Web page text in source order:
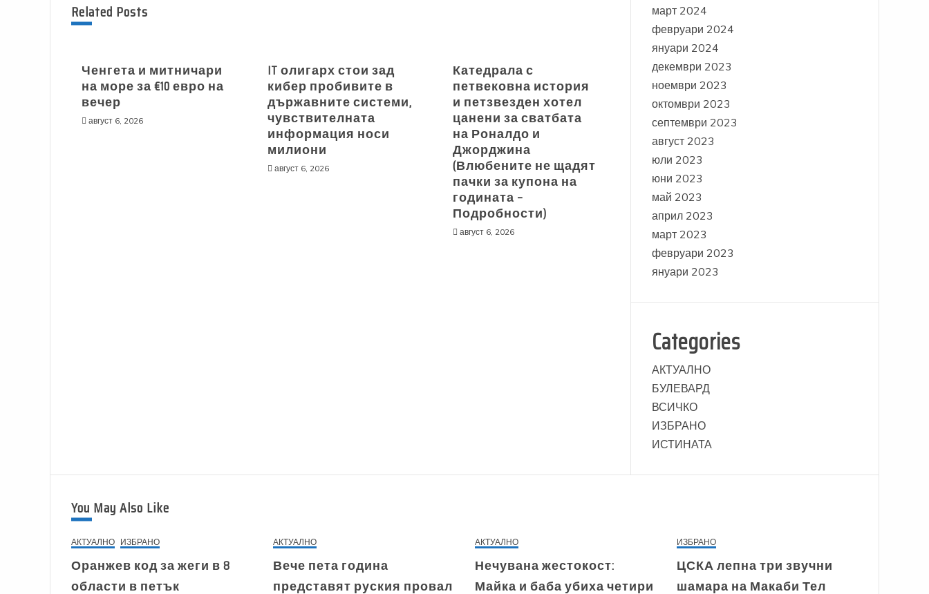
Related Posts
Ченгета и митничари
на море за €10 евро на
вечер
август 6, 2026
IT олигарх стои зад
кибер пробивите в
държавните системи,
чувствителната
информация носи
милиони
август 6, 2026
Катедрала с
петвековна история
и петзвезден хотел
цанени за сватбата
на Роналдо и
Джорджина
(Влюбените не щадят
пачки за купона на
годината –
Подробности)
август 6, 2026
март 2024
февруари 2024
януари 2024
декември 2023
ноември 2023
октомври 2023
септември 2023
август 2023
юли 2023
юни 2023
май 2023
април 2023
март 2023
февруари 2023
януари 2023
Categories
АКТУАЛНО
БУЛЕВАРД
ВСИЧКО
ИЗБРАНО
ИСТИНАТА
You May Also Like
АКТУАЛНО ИЗБРАНО
Оранжев код за жеги в 8
области в петък
АКТУАЛНО
Вече пета година
представят руския провал
АКТУАЛНО
Нечувана жестокост:
Майка и баба убиха четири
ИЗБРАНО
ЦСКА лепна три звучни
шамара на Макаби Тел